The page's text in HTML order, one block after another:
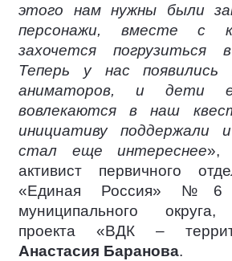
этого нам нужны были
персонажи, вместе с
захочется
Теперь у нас
аниматоров, и дети
вовлекаются в наш
инициативу поддержали
стал еще интереснее»,
активист первичного
«Единая Россия» №6
муниципального округа,
проекта «ВДК –
Анастасия Баранова.